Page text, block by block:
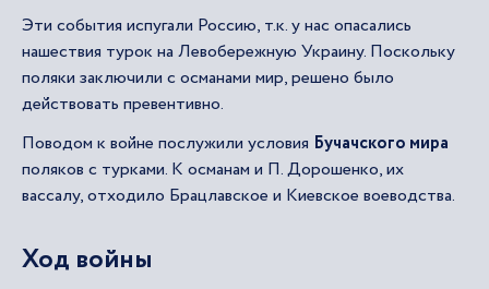
Эти события испугали Россию, т.к. у нас опасались
нашествия турок на Левобережную Украину. Поскольку
поляки заключили с османами мир, решено было
действовать превентивно.
Поводом к войне послужили условия Бучачского мира
поляков с турками. К османам и П. Дорошенко, их
вассалу, отходило Брацлавское и Киевское воеводства.
Ход войны